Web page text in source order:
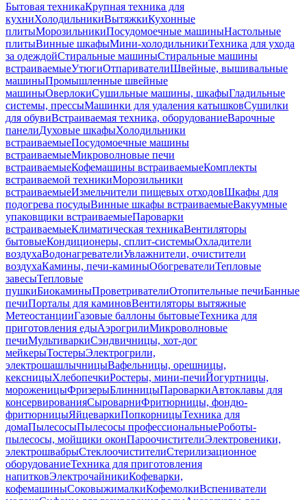
Бытовая техникаКрупная техника для
кухниХолодильникиВытяжкиКухонные
плитыМорозильникиПосудомоечные машиныНастольные
плитыВинные шкафыМини-холодильникиТехника для ухода
за одеждойСтиральные машиныСтиральные машины
встраиваемыеУтюгиОтпаривателиШвейные, вышивальные
машиныПромышленные швейные
машиныОверлокиСушильные машины, шкафыГладильные
системы, прессыМашинки для удаления катышковСушилки
для обувиВстраиваемая техника, оборудованиеВарочные
панелиДуховые шкафыХолодильники
встраиваемыеПосудомоечные машины
встраиваемыеМикроволновые печи
встраиваемыеКофемашины встраиваемыеКомплекты
встраиваемой техникиМорозильники
встраиваемыеИзмельчители пищевых отходовШкафы для
подогрева посудыВинные шкафы встраиваемыеВакуумные
упаковщики встраиваемыеПароварки
встраиваемыеКлиматическая техникаВентиляторы
бытовыеКондиционеры, сплит-системыОхладители
воздухаВодонагревателиУвлажнители, очистители
воздухаКамины, печи-каминыОбогревателиТепловые
завесыТепловые
пушкиБиокаминыПроветривателиОтопительные печиБанные
печиПорталы для каминовВентиляторы вытяжные
МетеостанцииГазовые баллоны бытовыеТехника для
приготовления едыАэрогрилиМикроволновые
печиМультиваркиСэндвичницы, хот-дог
мейкерыТостерыЭлектрогрили,
электрошашлычницыВафельницы, орешницы,
кексницыХлебопечкиРостеры, мини-печиЙогуртницы,
мороженицыФризерыБлинницыПароваркиАвтоклавы для
консервированияСыроварниФритюрницы, фондю-
фритюрницыЯйцеваркиПопкорницыТехника для
домаПылесосыПылесосы профессиональныеРоботы-
пылесосы, мойщики оконПароочистителиЭлектровеники,
электрошвабрыСтеклоочистителиСтерилизационное
оборудованиеТехника для приготовления
напитковЭлектрочайникиКофеварки,
кофемашиныСоковыжималкиКофемолкиВспениватели